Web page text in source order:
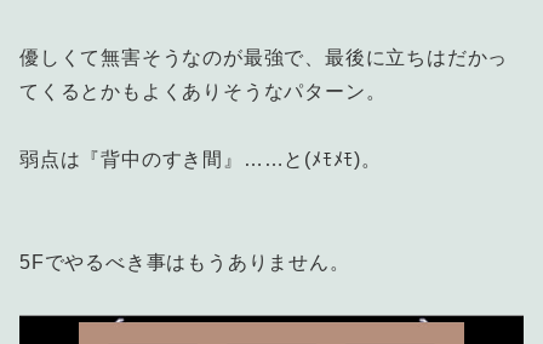
優しくて無害そうなのが最強で、最後に立ちはだかっ
てくるとかもよくありそうなパターン。
弱点は『背中のすき間』……と(ﾒﾓﾒﾓ)。
5Fでやるべき事はもうありません。